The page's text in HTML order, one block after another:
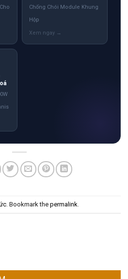
Chống Chói Module Khung
Hộp
. Bookmark the permalink